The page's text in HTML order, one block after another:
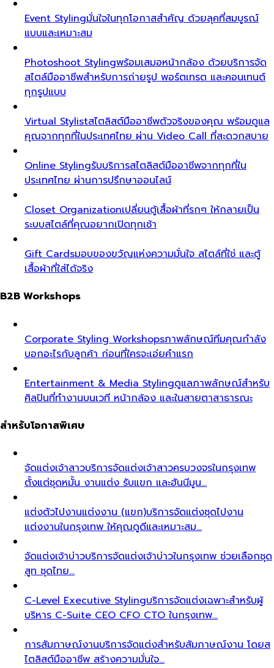
Event Stylingมั่นใจในทุกโอกาสสำคัญ ด้วยลุคที่สมบูรณ์
แบบและเหมาะสม
Photoshoot Stylingพร้อมเสมอหน้ากล้อง ด้วยบริการจัด
สไตล์มืออาชีพสำหรับการถ่ายรูป พอร์ตเทรต และคอนเทนต์
ทุกรูปแบบ
Virtual Stylistสไตลิสต์มืออาชีพตัวจริงของคุณ พร้อมดูแล
คุณจากทุกที่ในประเทศไทย ผ่าน Video Call ที่สะดวกสบาย
Online Stylingรับบริการสไตลิสต์มืออาชีพจากทุกที่ใน
ประเทศไทย ผ่านการปรึกษาออนไลน์
Closet Organizationเปลี่ยนตู้เสื้อผ้าที่รกๆ ให้กลายเป็น
ระบบสไตล์ที่คุณอยากเปิดทุกเช้า
Gift Cardsมอบของขวัญแห่งความมั่นใจ สไตล์ที่ใช่ และตู้
เสื้อผ้าที่ใส่ได้จริง
B2B Workshops
Corporate Styling Workshopsภาพลักษณ์ทีมคุณกำลัง
บอกอะไรกับลูกค้า ก่อนที่ใครจะเอ่ยคำแรก
Entertainment & Media Stylingดูแลภาพลักษณ์สำหรับ
ศิลปินที่ทำงานบนเวที หน้ากล้อง และในสายตาสาธารณะ
สำหรับโอกาสพิเศษ
จัดแต่งเจ้าสาวบริการจัดแต่งเจ้าสาวครบวงจรในกรุงเทพ
ตั้งแต่ชุดหมั้น งานแต่ง รับแขก และฮันนีมูน…
แต่งตัวไปงานแต่งงาน (แขก)บริการจัดแต่งชุดไปงาน
แต่งงานในกรุงเทพ ให้คุณดูดีและเหมาะสม…
จัดแต่งเจ้าบ่าวบริการจัดแต่งเจ้าบ่าวในกรุงเทพ ช่วยเลือกชุด
สูท ชุดไทย…
C-Level Executive Stylingบริการจัดแต่งเฉพาะสำหรับผู้
บริหาร C-Suite CEO CFO CTO ในกรุงเทพ…
การสัมภาษณ์งานบริการจัดแต่งสำหรับสัมภาษณ์งาน โดยส
ไตลิสต์มืออาชีพ สร้างความมั่นใจ…